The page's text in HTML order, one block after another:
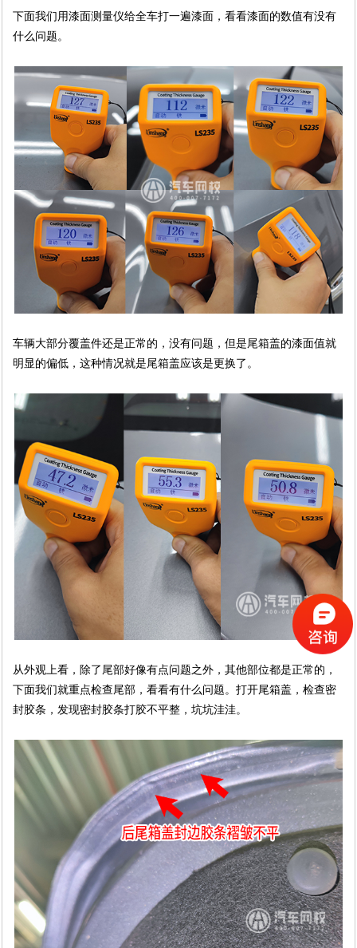
下面我们用漆面测量仪给全车打一遍漆面，看看漆面的数值有没有
什么问题。
车辆大部分覆盖件还是正常的，没有问题，但是尾箱盖的漆面值就
明显的偏低，这种情况就是尾箱盖应该是更换了。
从外观上看，除了尾部好像有点问题之外，其他部位都是正常的，
下面我们就重点检查尾部，看看有什么问题。打开尾箱盖，检查密
封胶条，发现密封胶条打胶不平整，坑坑洼洼。